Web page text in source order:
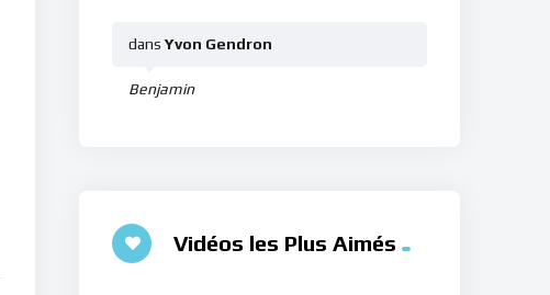
Benjamin
dansYvon Gendron
Vidéos les Plus Aimés